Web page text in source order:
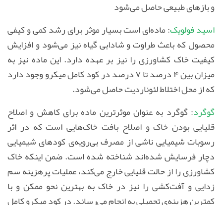
و بازهای طبیعی حاصل می‌شود
اسید فولویک: ماده‌ای است بسیار موثر برای رشد کمی و کیفی
محصول که باعث طراوت و شادابی گیاه نیز می‌شود و افزایش
کیفیت خاک کشاورزی را نیز بر عهده دارد. این ماده نیز به
میزان بین ۴ درصد تا ۷ درصد در کود کامل میکرو وجود دارد
که از محل اختلاط لئوناردیت حاصل می‌شود.
گوگرد: گوگرد به عنوان موثرترین ماده برای کاهش و اصلاح
قلیایی بودن خاک و اصلاح بافت خاک‌هایی است که در اثر
رسوبات شیمیایی ناشی از مصرف بی‌رویه‌ی کودهای شیمیایی
دچار فرسایش شده‌اند شناخته شده است. ضمن اینکه خاک
کشاورزی را از حالت قلیایی خارج می‌کند، عملیات پرهزینه سم
زدایی و آفت‌کشی را نیز در خاک به بهترین نحو ممکن و با
کمترین هزینه‌ی تحمیلی به انجام می‌رساند. در کود میکرو کامل